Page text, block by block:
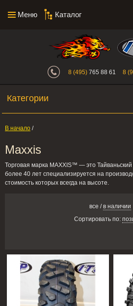
Меню Каталог
8 (495) 765 88 61 8
Категории
В начало /
Maxxis
Торговая марка MAXXIS™ — это
более 40 лет специализируется на
стоимость которых всегда на высоте.
все /в наличии
Сортировать по: